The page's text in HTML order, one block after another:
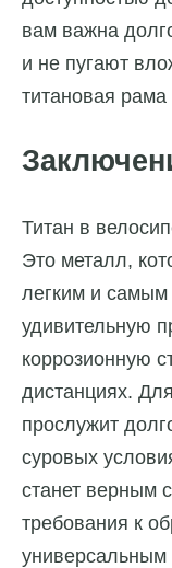
вам важна
и не пугают
титановая
Титан в
Это металл,
легким и
удивительную
коррозионную
дистанциях.
прослужит
суровых
станет верным
требования к